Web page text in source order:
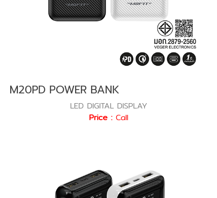
M20PD POWER BANK
LED DIGITAL DISPLAY
Price : Call